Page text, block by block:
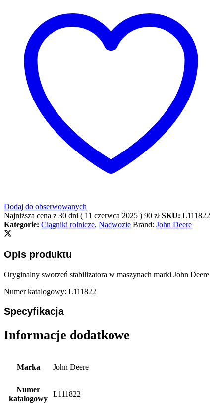
Dodaj do obserwowanych
Najniższa cena z 30 dni ( 11 czerwca 2025 ) 90 zł SKU: L111822
Kategorie: Ciągniki rolnicze, Nadwozie Brand: John Deere
Opis produktu
Oryginalny sworzeń stabilizatora w maszynach marki John Deere
Numer katalogowy: L111822
Specyfikacja
Informacje dodatkowe
Marka John Deere
Numer
katalogowy
L111822